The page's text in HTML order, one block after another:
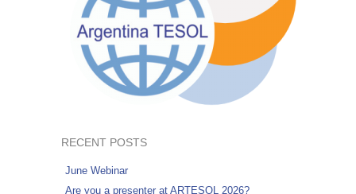
RECENT POSTS
June Webinar
Are you a presenter at ARTESOL 2026?